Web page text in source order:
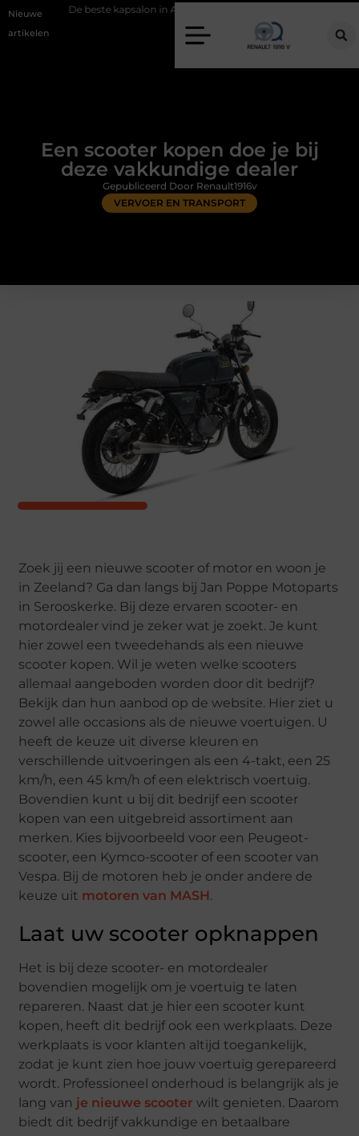
Nieuwe
artikelen
kapsalon in Arnhem: meer dan alleen een knipbeurt
Een scooter kopen doe je bij
deze vakkundige dealer
VERVOER EN TRANSPORT
Gepubliceerd Door Renault1916v
Zoek jij een nieuwe scooter of motor en woon je
in Zeeland? Ga dan langs bij Jan Poppe Motoparts
in Serooskerke. Bij deze ervaren scooter- en
motordealer vind je zeker wat je zoekt. Je kunt
hier zowel een tweedehands als een nieuwe
scooter kopen. Wil je weten welke scooters
allemaal aangeboden worden door dit bedrijf?
Bekijk dan hun aanbod op de website. Hier ziet u
zowel alle occasions als de nieuwe voertuigen. U
heeft de keuze uit diverse kleuren en
verschillende uitvoeringen als een 4-takt, een 25
km/h, een 45 km/h of een elektrisch voertuig.
Bovendien kunt u bij dit bedrijf een scooter
kopen van een uitgebreid assortiment aan
merken. Kies bijvoorbeeld voor een Peugeot-
scooter, een Kymco-scooter of een scooter van
Vespa. Bij de motoren heb je onder andere de
keuze uit motoren van MASH.
Laat uw scooter opknappen
Het is bij deze scooter- en motordealer
bovendien mogelijk om je voertuig te laten
repareren. Naast dat je hier een scooter kunt
kopen, heeft dit bedrijf ook een werkplaats. Deze
werkplaats is voor klanten altijd toegankelijk,
zodat je kunt zien hoe jouw voertuig gerepareerd
wordt. Professioneel onderhoud is belangrijk als je
lang van je nieuwe scooter wilt genieten. Daarom
biedt dit bedrijf vakkundige en betaalbare